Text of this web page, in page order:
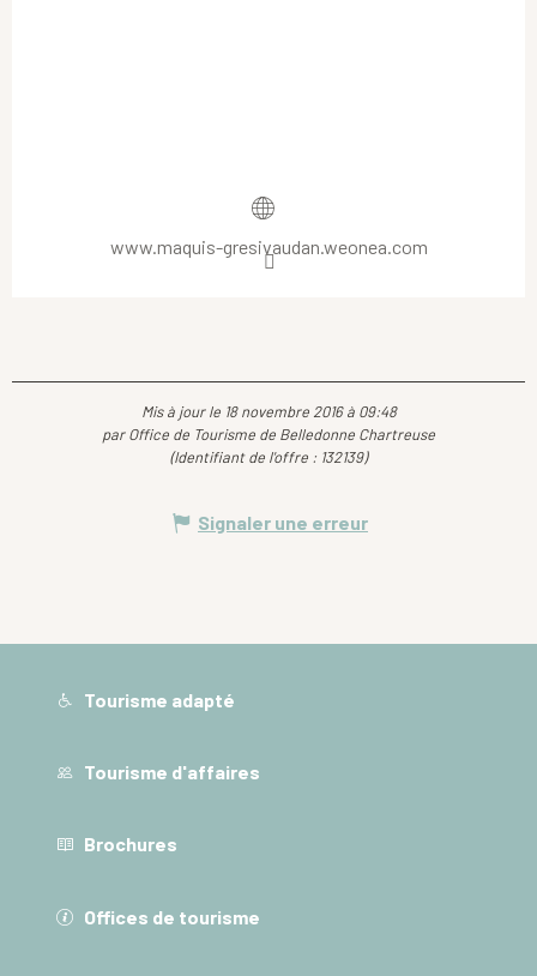
www.maquis-gresivaudan.weonea.com
Mis à jour le 18 novembre 2016 à 09:48
par Office de Tourisme de Belledonne Chartreuse
(Identifiant de l'offre : 132139)
Signaler une erreur
Tourisme adapté
Tourisme d'affaires
Brochures
Offices de tourisme